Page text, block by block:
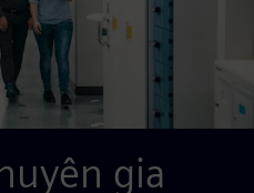
gia